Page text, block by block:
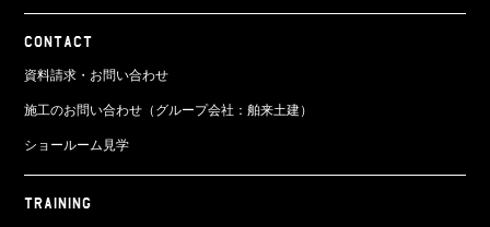
CONTACT
資料請求・お問い合わせ
施工のお問い合わせ（グループ会社：舶来土建）
ショールーム見学
TRAINING